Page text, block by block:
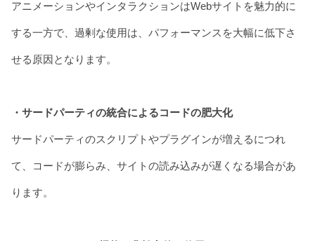
アニメーションやインタラクションはWebサイトを魅力的に
する一方で、過剰な使用は、パフォーマンスを大幅に低下さ
せる原因となります。
・サードパーティの統合によるコードの肥大化
サードパーティのスクリプトやプラグインが増えるにつれ
て、コードが膨らみ、サイトの読み込みが遅くなる場合があ
ります。